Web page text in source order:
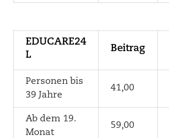
EDUCARE24
L
Beitrag
Personen bis
39 Jahre
41,00
Ab dem 19.
Monat
59,00